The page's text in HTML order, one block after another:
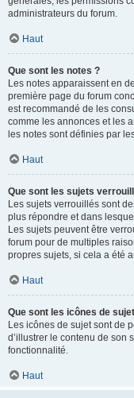
administrateurs du forum.
Haut
Que sont les notes ?
Les notes apparaissent en
première page du forum
est recommandé de les
comme les annonces et les
les notes sont définies par
Haut
Que sont les sujets
Les sujets verrouillés sont
plus répondre et dans
Les sujets peuvent être
forum pour de multiples
propres sujets, si cela a été
Haut
Que sont les icônes de
Les icônes de sujet sont de
d’illustrer le contenu de son
fonctionnalité.
Haut